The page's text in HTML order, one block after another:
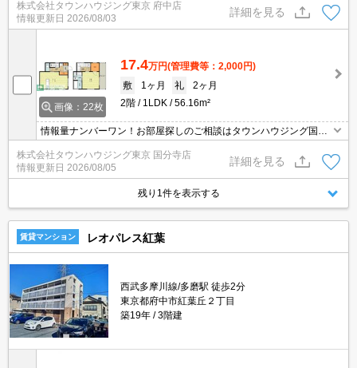
株式会社タウンハウジング東京 府中店
情報更新日 2026/08/03
詳細を見る
画像：22枚
17.4万円(管理費等：2,000円)
敷
1ヶ月 礼
2ヶ月
2階
1LDK 56.16m²
情報量ナンバーワン！お部屋探しのご相談はタウンハウジング国分
株式会社タウンハウジング東京 国分寺店
情報更新日 2026/08/05
詳細を見る
残り1件を表示する
賃貸マンション レオパレス紅葉
西武多摩川線/多磨駅 徒歩2分
東京都府中市紅葉丘２丁目
築19年
3階建